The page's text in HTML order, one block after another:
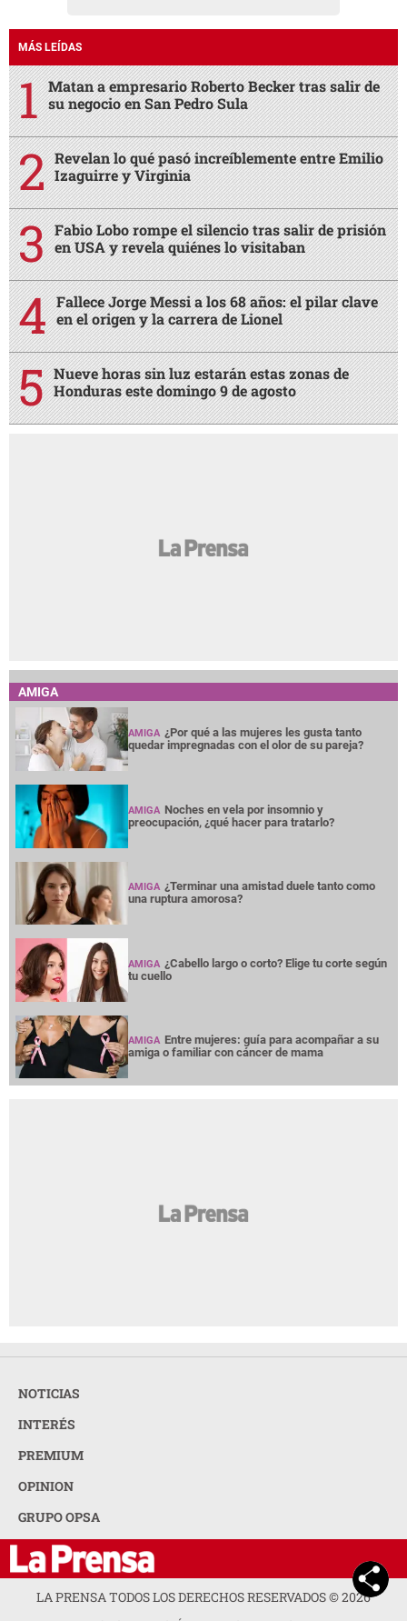
MÁS LEÍDAS
Matan a empresario Roberto Becker tras salir de
su negocio en San Pedro Sula
Revelan lo qué pasó increíblemente entre Emilio
Izaguirre y Virginia
Fabio Lobo rompe el silencio tras salir de prisión
en USA y revela quiénes lo visitaban
Fallece Jorge Messi a los 68 años: el pilar clave
en el origen y la carrera de Lionel
Nueve horas sin luz estarán estas zonas de
Honduras este domingo 9 de agosto
AMIGA
AMIGA ¿Por qué a las mujeres les gusta tanto
quedar impregnadas con el olor de su pareja?
AMIGA Noches en vela por insomnio y
preocupación, ¿qué hacer para tratarlo?
AMIGA ¿Terminar una amistad duele tanto como
una ruptura amorosa?
AMIGA ¿Cabello largo o corto? Elige tu corte según
tu cuello
AMIGA Entre mujeres: guía para acompañar a su
amiga o familiar con cáncer de mama
NOTICIAS
INTERÉS
PREMIUM
OPINION
GRUPO OPSA
LA PRENSA TODOS LOS DERECHOS RESERVADOS ©2026